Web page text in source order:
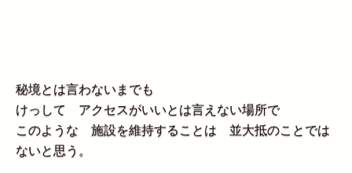
秘境とは言わないまでも
けっして アクセスがいいとは言えない場所で
このような 施設を維持することは 並大抵のことでは
ないと思う。